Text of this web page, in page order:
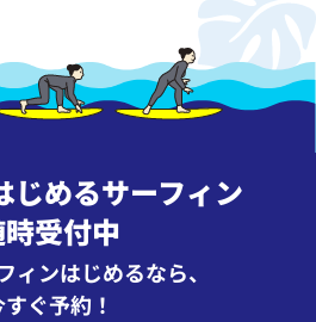
じめるサーフィン
受付中
ィンはじめるなら、
ぐ予約！